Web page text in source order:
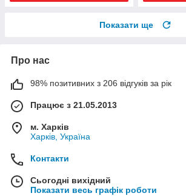
Показати ще
Про нас
98% позитивних з 206 відгуків за рік
Працює з 21.05.2013
м. Харків
Харків, Україна
Контакти
Сьогодні вихідний
Показати весь графік роботи